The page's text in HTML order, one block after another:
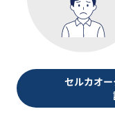
セルカオ